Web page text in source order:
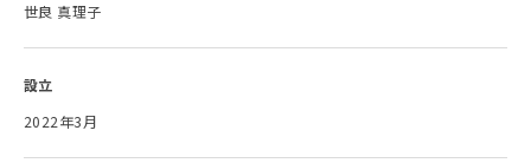
世良 真理子
設立
2022年3月